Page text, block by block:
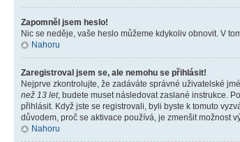
Zapomněl jsem heslo!
Nic se neděje, vaše heslo můžeme kdykoliv obnovit. V
Nahoru
Zaregistroval jsem se, ale nemohu se přihlásit!
Nejprve zkontrolujte, že zadáváte správné uživatelské
než 13 let, budete muset následovat zaslané instrukce.
přihlásit. Když jste se registrovali, byli byste k tomuto
důvodem, proč se aktivace používá, je zmenšit možnost
Nahoru